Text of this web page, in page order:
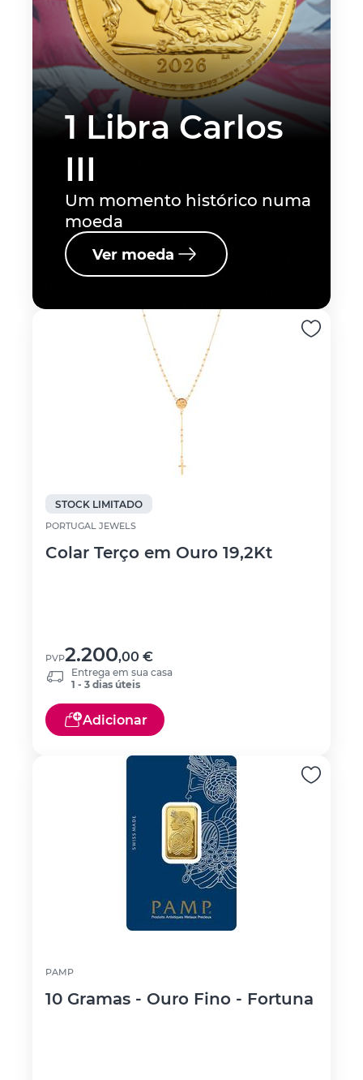
1 Libra Carlos
III
Um momento histórico numa
moeda
Ver moeda
STOCK LIMITADO
PORTUGAL JEWELS
Colar Terço em Ouro 19,2Kt
PVP2.200,00 €
Entrega em sua casa
1 - 3 dias úteis
Adicionar
PAMP
10 Gramas - Ouro Fino - Fortuna